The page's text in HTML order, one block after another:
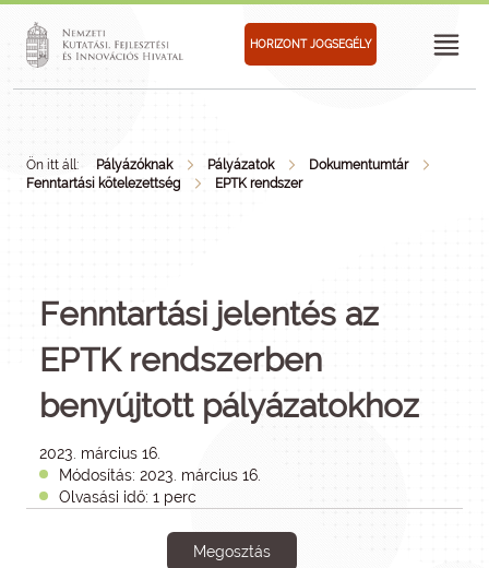
HORIZONT JOGSEGÉLY
Ön itt áll: Pályázóknak Pályázatok
Dokumentumtár
Fenntartási kötelezettség
EPTK rendszer
Fenntartási jelentés az
EPTK rendszerben
benyújtott pályázatokhoz
2023. március 16.
Módosítás: 2023. március 16.
Olvasási idő: 1 perc
Megosztás